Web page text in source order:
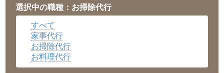
岡山県▼
広島県▼
沖縄県
選択中の職種：お掃除代行
すべて
家事代行
お掃除代行
お料理代行